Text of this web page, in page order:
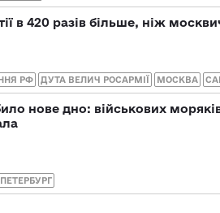
в 420 разів більше, ніж
РФ ДУТА ВЕЛИЧ РОСАРМІЇ МОСКВА
нове дно: військових